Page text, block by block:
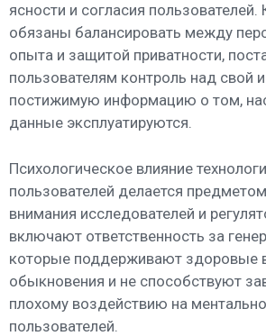
ясности и согласия пользователей.
обязаны балансировать между
опыта и защитой приватности,
пользователям контроль над свой
постижимую информацию о том,
данные эксплуатируются.
Психологическое влияние
пользователей делается
внимания исследователей и
включают ответственность за
которые поддерживают здоровые
обыкновения и не способствуют
плохому воздействию на
пользователей.